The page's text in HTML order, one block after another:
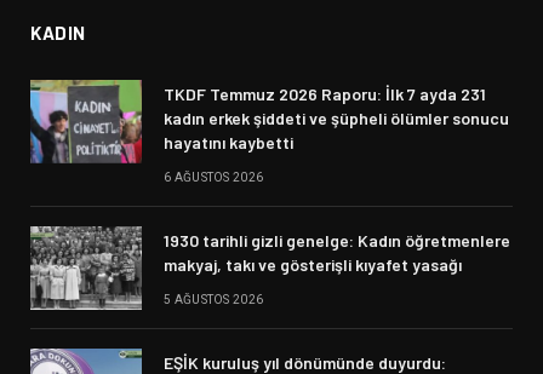
KADIN
TKDF Temmuz 2026 Raporu: İlk 7 ayda 231
kadın erkek şiddeti ve şüpheli ölümler sonucu
hayatını kaybetti
6 AĞUSTOS 2026
1930 tarihli gizli genelge: Kadın öğretmenlere
makyaj, takı ve gösterişli kıyafet yasağı
5 AĞUSTOS 2026
EŞİK kuruluş yıl dönümünde duyurdu: